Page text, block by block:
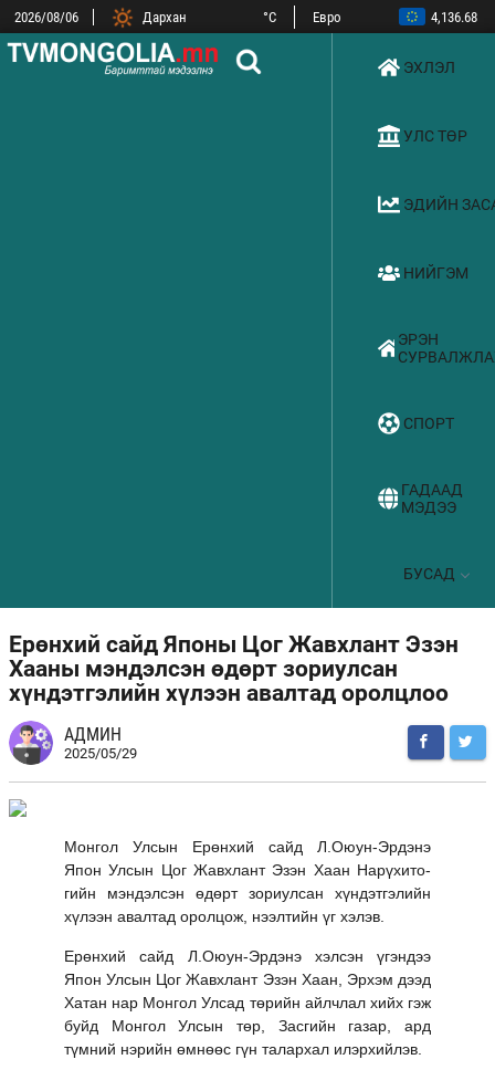
2026/08/06 Дархан
°C
Замын-Үүд
Сүхбаатар
Евро
4,136.68
ОХУ-ын рубль
44.47
БНСУ-ын вон
ЭХЛЭЛ
УЛС ТӨР
ЭДИЙН
НИЙГЭМ
ЭРЭН
СПОРТ
ГАДААД
МЭДЭЭ
БУСАД
Ерөнхий сайд Японы Цог Жавхлант Эзэн
Хааны мэндэлсэн өдөрт зориулсан
хүндэтгэлийн хүлээн авалтад оролцлоо
АДМИН
2025/05/29
Монгол Улсын Ерөнхий сайд Л.Оюун-Эрдэнэ
Япон Улсын Цог Жавхлант Эзэн Хаан Нарүхито-
гийн мэндэлсэн өдөрт зориулсан хүндэтгэлийн
хүлээн авалтад оролцож, нээлтийн үг хэлэв.
Ерөнхий сайд Л.Оюун-Эрдэнэ хэлсэн үгэндээ
Япон Улсын Цог Жавхлант Эзэн Хаан, Эрхэм дээд
Хатан нар Монгол Улсад төрийн айлчлал хийх гэж
буйд Монгол Улсын төр, Засгийн газар, ард
түмний нэрийн өмнөөс гүн талархал илэрхийлэв.